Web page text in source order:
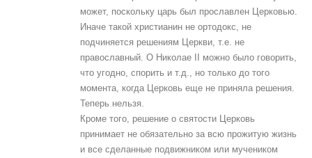
может, поскольку царь был прославлен Церковью.
Иначе такой христианин не ортодокс, не
подчиняется решениям Церкви, т.е. не
православный. О Николае II можно было говорить,
что угодно, спорить и т.д., но только до того
момента, когда Церковь еще не приняла решения.
Теперь нельзя.
Кроме того, решение о святости Церковь
принимает не обязательно за всю прожитую жизнь
и все сделанные подвижником или мучеником